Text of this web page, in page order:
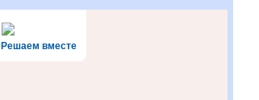
Решаем вместе